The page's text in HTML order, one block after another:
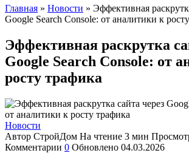
Главная » Новости » Эффективная
Google Search Console: от аналитики к
Эффективная раскрутка
Google Search Console: от
росту трафика
Новости
Автор СтройДом На чтение 3 мин
Комментарии 0 Обновлено 04.03.2026